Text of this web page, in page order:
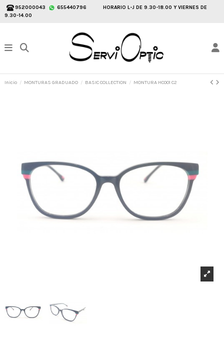
952000043 655440796
HORARIO L-J DE 9.30-18.00 Y VIERNES DE
9.30-14.00
Inicio MONTURAS GRADUADO BASIC COLLECTION MONTURA HC001 C2